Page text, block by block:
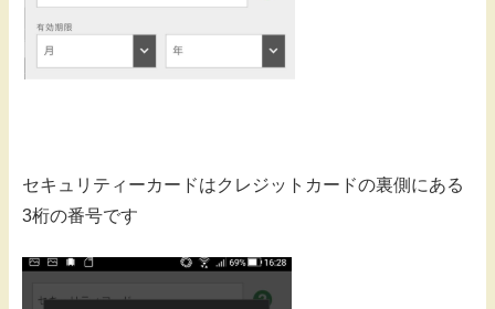
セキュリティーカードはクレジットカードの裏側にある
3桁の番号です